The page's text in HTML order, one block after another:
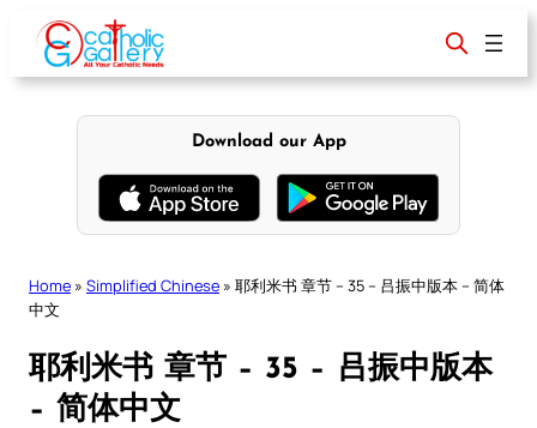
content
Download our App
Home » Simplified Chinese » 耶利米书 章节 – 35 – 吕振中版本 – 简体
中文
耶利米书 章节 – 35 – 吕振中版本
– 简体中文